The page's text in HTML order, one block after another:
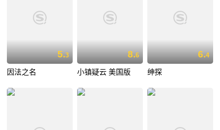
5.3
因法之名
8.6
小镇疑云 美国版
6.4
绅探